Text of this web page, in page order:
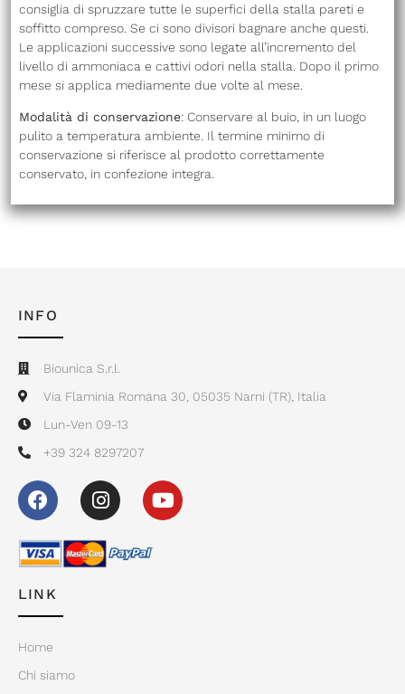
consiglia di spruzzare tutte le superfici della stalla pareti e
soffitto compreso. Se ci sono divisori bagnare anche questi.
Le applicazioni successive sono legate all’incremento del
livello di ammoniaca e cattivi odori nella stalla. Dopo il primo
mese si applica mediamente due volte al mese.
Modalità di conservazione: Conservare al buio, in un luogo
pulito a temperatura ambiente. Il termine minimo di
conservazione si riferisce al prodotto correttamente
conservato, in confezione integra.
INFO
Biounica S.r.l.
Via Flaminia Romana 30, 05035 Narni (TR), Italia
Lun-Ven 09-13
+39 324 8297207
LINK
Home
Chi siamo